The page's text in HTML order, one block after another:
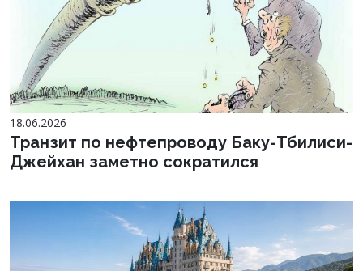
18.06.2026
Транзит по нефтепроводу Баку-Тбилиси-
Джейхан заметно сократился